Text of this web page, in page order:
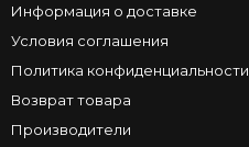
Информация о доставке
Условия соглашения
Политика конфиденциальности
Возврат товара
Производители